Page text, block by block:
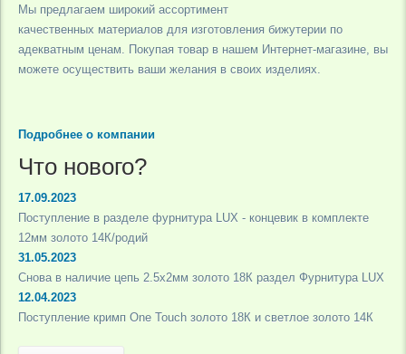
Мы предлагаем широкий ассортимент
качественных материалов для изготовления бижутерии по
адекватным ценам. Покупая товар в нашем Интернет-магазине, вы
можете осуществить ваши желания в своих изделиях.
Подробнее о компании
Что нового?
17.09.2023
Поступление в разделе фурнитура LUX - концевик в комплекте
12мм золото 14К/родий
31.05.2023
Снова в наличие цепь 2.5х2мм золото 18К раздел Фурнитура LUX
12.04.2023
Поступление кримп One Touch золото 18К и светлое золото 14К